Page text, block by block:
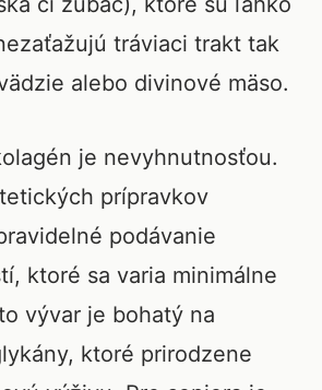
tráviaci trakt tak
alebo divinové mäso.
je nevyhnutnosťou.
prípravkov
podávanie
ktoré sa varia minimálne
vývar je bohatý na
ktoré prirodzene